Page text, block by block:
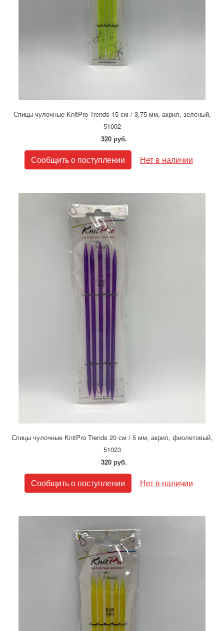
Спицы чулочные KnitPro Trends 15 см / 3,75 мм, акрил, зеленый,
51002
320 руб.
Сообщить о поступлении Нет в наличии
Спицы чулочные KnitPro Trends 20 см / 5 мм, акрил, фиолетовый,
51023
320 руб.
Сообщить о поступлении Нет в наличии